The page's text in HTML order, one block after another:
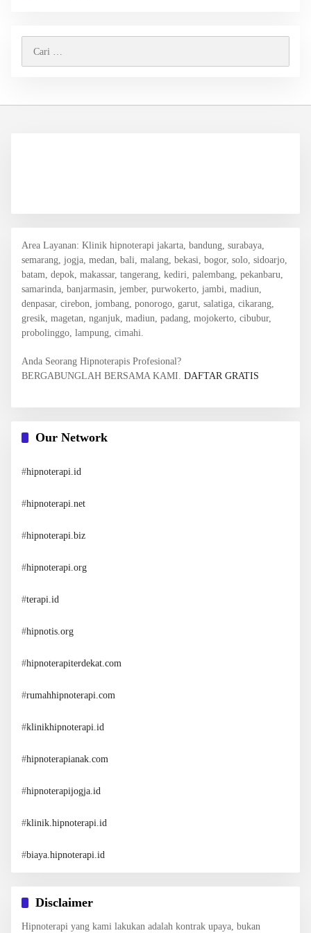
untuk:
Area Layanan: Klinik hipnoterapi jakarta, bandung, surabaya,
semarang, jogja, medan, bali, malang, bekasi, bogor, solo, sidoarjo,
batam, depok, makassar, tangerang, kediri, palembang, pekanbaru,
samarinda, banjarmasin, jember, purwokerto, jambi, madiun,
denpasar, cirebon, jombang, ponorogo, garut, salatiga, cikarang,
gresik, magetan, nganjuk, madiun, padang, mojokerto, cibubur,
probolinggo, lampung, cimahi.
Anda Seorang Hipnoterapis Profesional?
BERGABUNGLAH BERSAMA KAMI. DAFTAR GRATIS
Our Network
#hipnoterapi.id
#hipnoterapi.net
#hipnoterapi.biz
#hipnoterapi.org
#terapi.id
#hipnotis.org
#hipnoterapiterdekat.com
#rumahhipnoterapi.com
#klinikhipnoterapi.id
#hipnoterapianak.com
#hipnoterapijogja.id
#klinik.hipnoterapi.id
#biaya.hipnoterapi.id
Disclaimer
Hipnoterapi yang kami lakukan adalah kontrak upaya, bukan